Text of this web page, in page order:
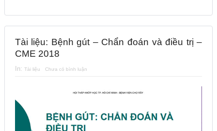
Tài liệu: Bệnh gút – Chẩn đoán và điều trị –
CME 2018
In: Tài liệu Chưa có bình luận